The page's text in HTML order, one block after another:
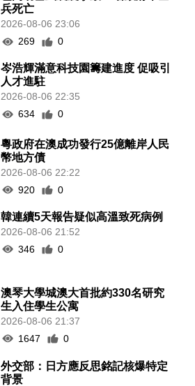
兵死亡
2026-08-06 23:06
269
0
岑浩輝滿意科技園籌建進度 促吸引
人才進駐
2026-08-06 22:35
634
0
粵政府在澳成功發行25億離岸人民
幣地方債
2026-08-06 22:22
920
0
韓連續5天報告疑似高溫致死病例
2026-08-06 21:52
346
0
澳琴大學城澳大首批約330名研究
生入住學生公寓
2026-08-06 21:37
1647
0
外交部：日方應反思銘記核爆特定
背景